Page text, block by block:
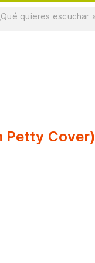
Petty Cover)